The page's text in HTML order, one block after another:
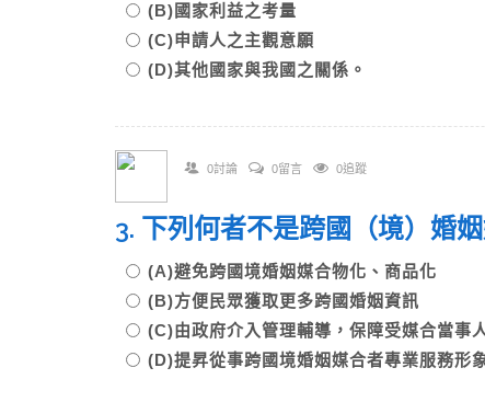
(B)國家利益之考量
(C)申請人之主觀意願
(D)其他國家與我國之關係。
0討論 0留言 0追蹤
3. 下列何者不是跨國（境）婚
(A)避免跨國境婚姻媒合物化、商品化
(B)方便民眾獲取更多跨國婚姻資訊
(C)由政府介入管理輔導，保障受媒合當事
(D)提昇從事跨國境婚姻媒合者專業服務形